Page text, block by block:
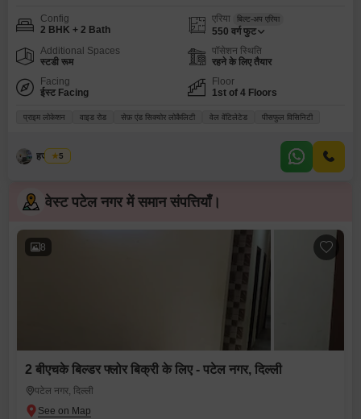
Config
2 BHK + 2 Bath
एरिया बिल्ट-अप एरिया
550 वर्ग फुट
Additional Spaces
स्टडी रूम
पॉसेशन स्थिति
रहने के लिए तैयार
Facing
ईस्ट Facing
Floor
1st of 4 Floors
प्राइम लोकेशन वाइड रोड सेफ़ एंड सिक्योर लोकैलिटी वेल वेंटिलेटेड पीसफुल विसिनिटी
हर्जस सिंघ
5
वेस्ट पटेल नगर में समान संपत्तियाँ।
8
2 बीएचके बिल्डर फ्लोर बिक्री के लिए - पटेल नगर, दिल्ली
पटेल नगर, दिल्ली